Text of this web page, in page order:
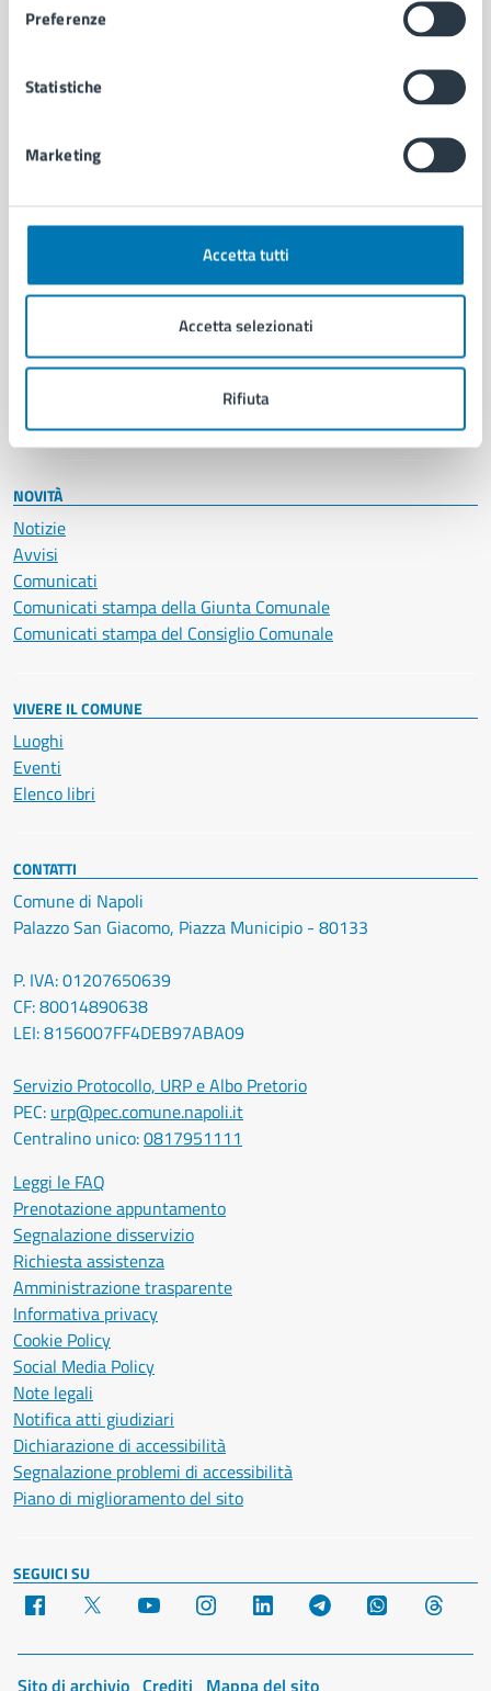
Preferenze
Statistiche
Marketing
Accetta tutti
Accetta selezionati
Rifiuta
Documenti e dati
Ambiente
Cultura e tempo libero
Educazione e formazione
Giustizia e sicurezza pubblica
Salute, benessere e assistenza
Vita lavorativa
NOVITÀ
Notizie
Avvisi
Comunicati
Comunicati stampa della Giunta Comunale
Comunicati stampa del Consiglio Comunale
VIVERE IL COMUNE
Luoghi
Eventi
Elenco libri
CONTATTI
Comune di Napoli
Palazzo San Giacomo, Piazza Municipio - 80133
P. IVA: 01207650639
CF: 80014890638
LEI: 8156007FF4DEB97ABA09
Servizio Protocollo, URP e Albo Pretorio
PEC: urp@pec.comune.napoli.it
Centralino unico:0817951111
Leggi le FAQ
Prenotazione appuntamento
Segnalazione disservizio
Richiesta assistenza
Amministrazione trasparente
Informativa privacy
Cookie Policy
Social Media Policy
Note legali
Notifica atti giudiziari
Dichiarazione di accessibilità
Segnalazione problemi di accessibilità
Piano di miglioramento del sito
SEGUICI SU
Facebook YouTube Instagram LinkedIn Telegram WhatsApp